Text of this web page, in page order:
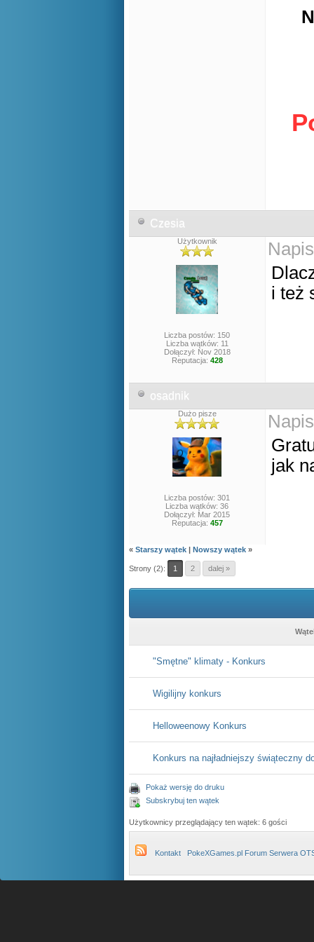
Czesia
Użytkownik
Liczba postów: 150
Liczba wątków: 11
Dołączył: Nov 2018
Reputacja: 428
i też
osadnik
Dużo pisze
Liczba postów: 301
Liczba wątków: 36
Dołączył: Mar 2015
Reputacja: 457
jak
« Starszy wątek | Nowszy wątek »
Strony (2): 1 2 dalej »
"Smętne" klimaty - Konkurs
Wigilijny konkurs
Helloweenowy Konkurs
Konkurs na najładniejszy świąteczny
Pokaż wersję do druku
Subskrybuj ten wątek
Użytkownicy przeglądający ten wątek: 6 gości
Kontakt PokeXGames.pl Forum Serwera